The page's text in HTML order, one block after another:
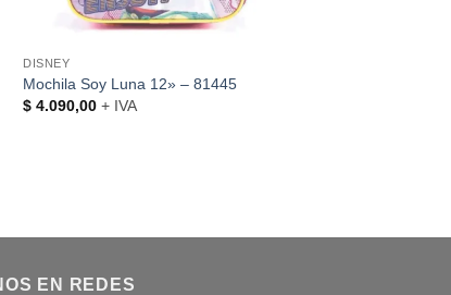
DISNEY
Mochila Soy Luna 12» – 81445
$ 4.090,00 + IVA
EN REDES